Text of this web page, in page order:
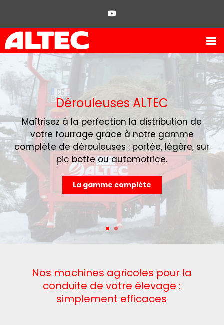
Dérouleuses ALTEC
Maîtrisez à la perfection la distribution de
votre fourrage grâce à notre gamme
complète de dérouleuses : portée, légère, sur
pic botte ou automotrice.
La gamme complète
Nos machines agricoles pour la
conduite de votre élevage :
simplement efficaces